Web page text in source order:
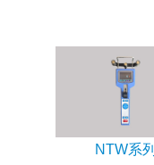
NTW系列